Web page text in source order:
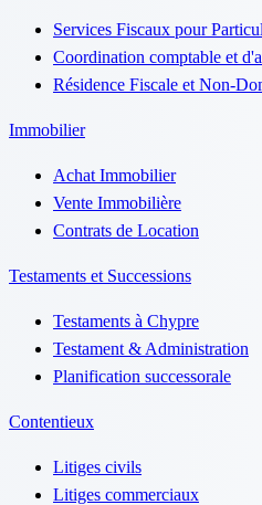
Services Fiscaux pour
Coordination comptable et
Résidence Fiscale et Non-
Immobilier
Achat Immobilier
Vente Immobilière
Contrats de Location
Testaments et Successions
Testaments à Chypre
Testament & Administration
Planification successorale
Contentieux
Litiges civils
Litiges commerciaux